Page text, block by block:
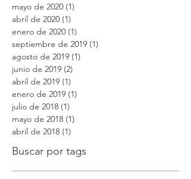
mayo de 2020 (1)
abril de 2020 (1)
enero de 2020 (1)
septiembre de 2019 (1)
agosto de 2019 (1)
junio de 2019 (2)
abril de 2019 (1)
enero de 2019 (1)
julio de 2018 (1)
mayo de 2018 (1)
abril de 2018 (1)
Buscar por tags